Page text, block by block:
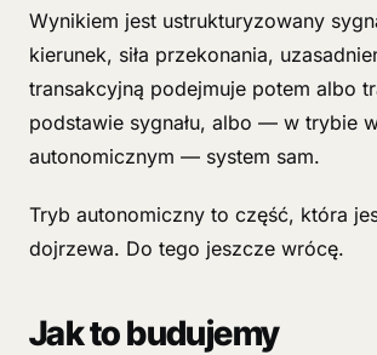
Wynikiem jest ustrukturyzowany
kierunek, siła przekonania,
transakcyjną podejmuje potem albo
podstawie sygnału, albo — w trybie w
autonomicznym — system sam.
Tryb autonomiczny to część, która
dojrzewa. Do tego jeszcze wrócę.
Jak to budujemy